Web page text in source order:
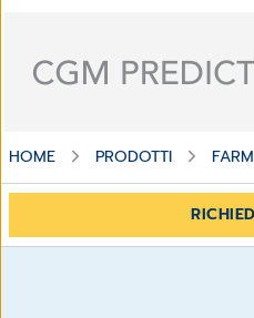
HOME PRODOTTI